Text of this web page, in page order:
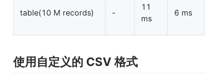
table(10 M records) -
11
ms
6 ms
使用自定义的 CSV 格式